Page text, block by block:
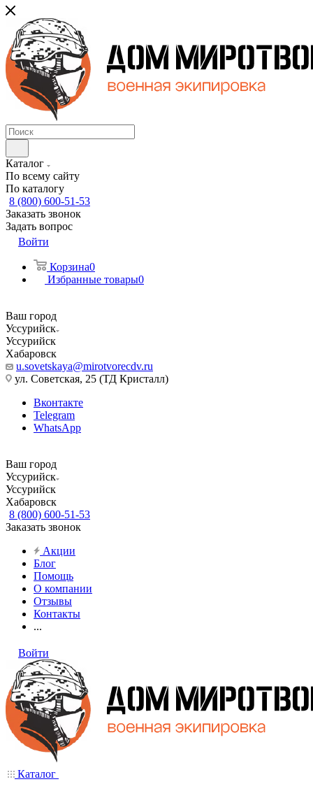
Каталог
По всему сайту
По каталогу
8 (800) 600-51-53
Заказать звонок
Задать вопрос
Войти
Корзина0
Избранные товары0
Ваш город
Уссурийск
Уссурийск
Хабаровск
u.sovetskaya@mirotvorecdv.ru
ул. Советская, 25 (ТД Кристалл)
Вконтакте
Telegram
WhatsApp
Ваш город
Уссурийск
Уссурийск
Хабаровск
8 (800) 600-51-53
Заказать звонок
Акции
Блог
Помощь
О компании
Отзывы
Контакты
...
Войти
Каталог